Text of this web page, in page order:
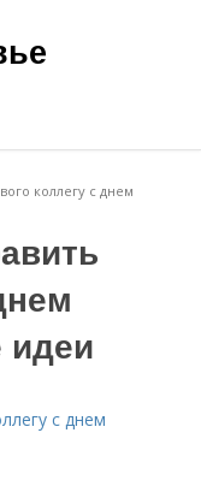
коллегу с днем
с днем